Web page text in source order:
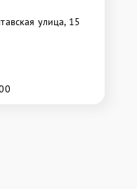
улица, 15